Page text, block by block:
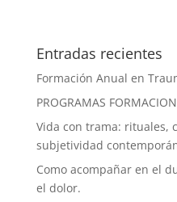
Entradas recientes
Formación Anual en
PROGRAMAS
Vida con trama: rituales,
subjetividad
Como acompañar en el
el dolor.